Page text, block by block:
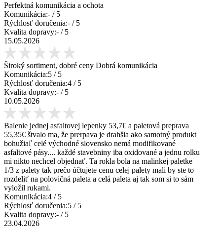
Perfektná komunikácia a ochota
Komunikácia:- / 5
Rýchlosť doručenia:- / 5
Kvalita dopravy:- / 5
15.05.2026
Široký sortiment, dobré ceny Dobrá komunikácia
Komunikácia:5 / 5
Rýchlosť doručenia:4 / 5
Kvalita dopravy:- / 5
10.05.2026
Balenie jednej asfaltovej lepenky 53,7€ a paletová preprava
55,35€ štvalo ma, že prerpava je drahšia ako samotný produkt
bohužiaľ celé východné slovensko nemá modifikované
asfaltové pásy.... každé stavebniny iba oxidované a jednu rolku
mi nikto nechcel objednať. Ta rokla bola na malinkej paletke
1/3 z palety tak prečo účtujete cenu celej palety mali by ste to
rozdeliť na polovičná paleta a celá paleta aj tak som si to sám
vyložil rukami.
Komunikácia:4 / 5
Rýchlosť doručenia:5 / 5
Kvalita dopravy:- / 5
23.04.2026